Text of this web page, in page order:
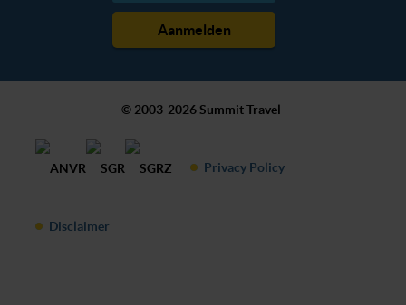
© 2003-2026 Summit Travel
Privacy Policy
Disclaimer